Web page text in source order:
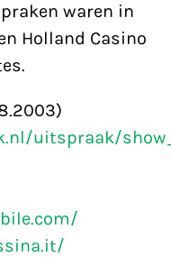
waren in
Holland Casino
uitspraak/